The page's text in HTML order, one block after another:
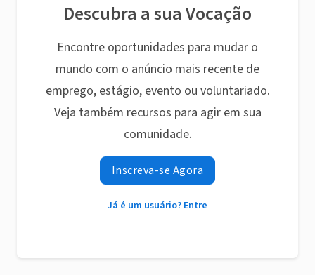
Descubra a sua Vocação
Encontre oportunidades para mudar o
mundo com o anúncio mais recente de
emprego, estágio, evento ou voluntariado.
Veja também recursos para agir em sua
comunidade.
Inscreva-se Agora
Já é um usuário? Entre